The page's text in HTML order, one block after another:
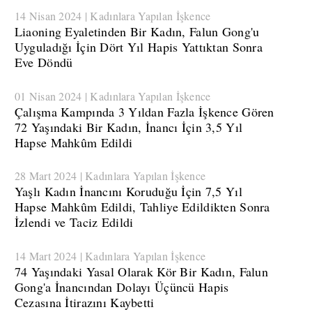
14 Nisan 2024 | Kadınlara Yapılan İşkence
​Liaoning Eyaletinden Bir Kadın, Falun Gong'u
Uyguladığı İçin Dört Yıl Hapis Yattıktan Sonra
Eve Döndü
01 Nisan 2024 | Kadınlara Yapılan İşkence
Çalışma Kampında 3 Yıldan Fazla İşkence Gören
72 Yaşındaki Bir Kadın, İnancı İçin 3,5 Yıl
Hapse Mahkûm Edildi
28 Mart 2024 | Kadınlara Yapılan İşkence
Yaşlı Kadın İnancını Koruduğu İçin 7,5 Yıl
Hapse Mahkûm Edildi, Tahliye Edildikten Sonra
İzlendi ve Taciz Edildi
14 Mart 2024 | Kadınlara Yapılan İşkence
​74 Yaşındaki Yasal Olarak Kör Bir Kadın, Falun
Gong'a İnancından Dolayı Üçüncü Hapis
Cezasına İtirazını Kaybetti